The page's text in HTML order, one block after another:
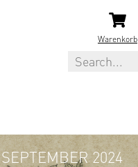
Warenkorb
Search
SEPTEMBER 2024